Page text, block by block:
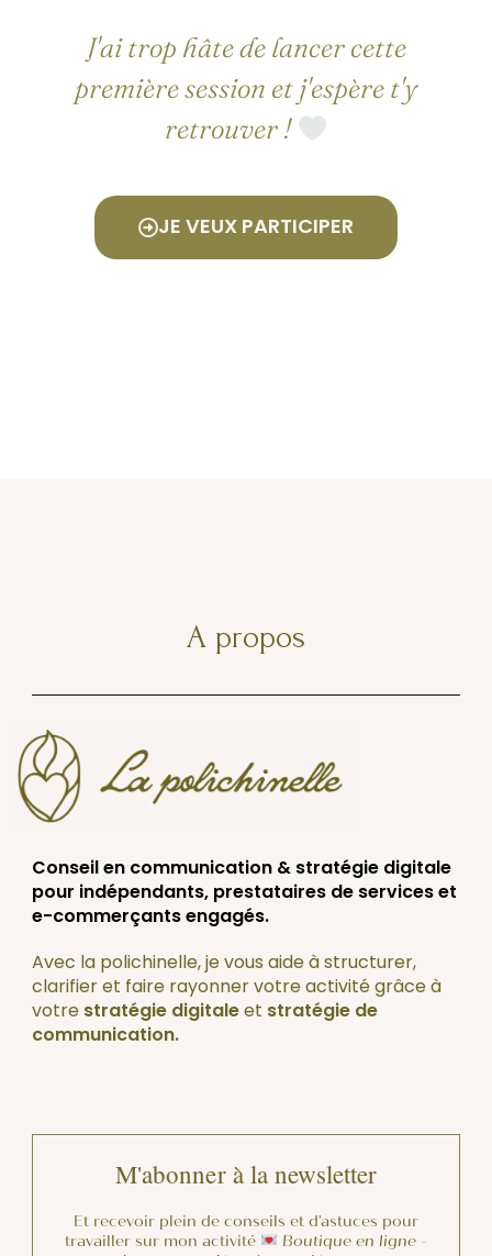
J'ai trop hâte de lancer cette
première session et j'espère t'y
retrouver !
JE VEUX PARTICIPER
A propos
Conseil en communication & stratégie digitale
pour indépendants, prestataires de services et
e-commerçants engagés.
Avec la polichinelle, je vous aide à structurer,
clarifier et faire rayonner votre activité grâce à
votre stratégie digitaleet stratégie de
communication.
M'abonner à la newsletter
Et recevoir plein de conseils et d'astuces pour
travailler sur mon activité
Boutique en ligne -